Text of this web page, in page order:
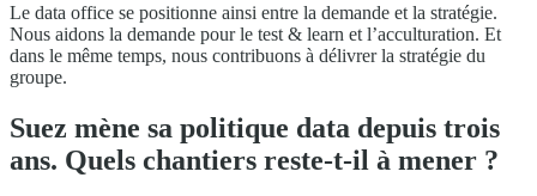
Le data office se positionne ainsi entre la demande et la stratégie.
Nous aidons la demande pour le test & learn et l’acculturation. Et
dans le même temps, nous contribuons à délivrer la stratégie du
groupe.
Suez mène sa politique data depuis trois
ans. Quels chantiers reste-t-il à mener ?